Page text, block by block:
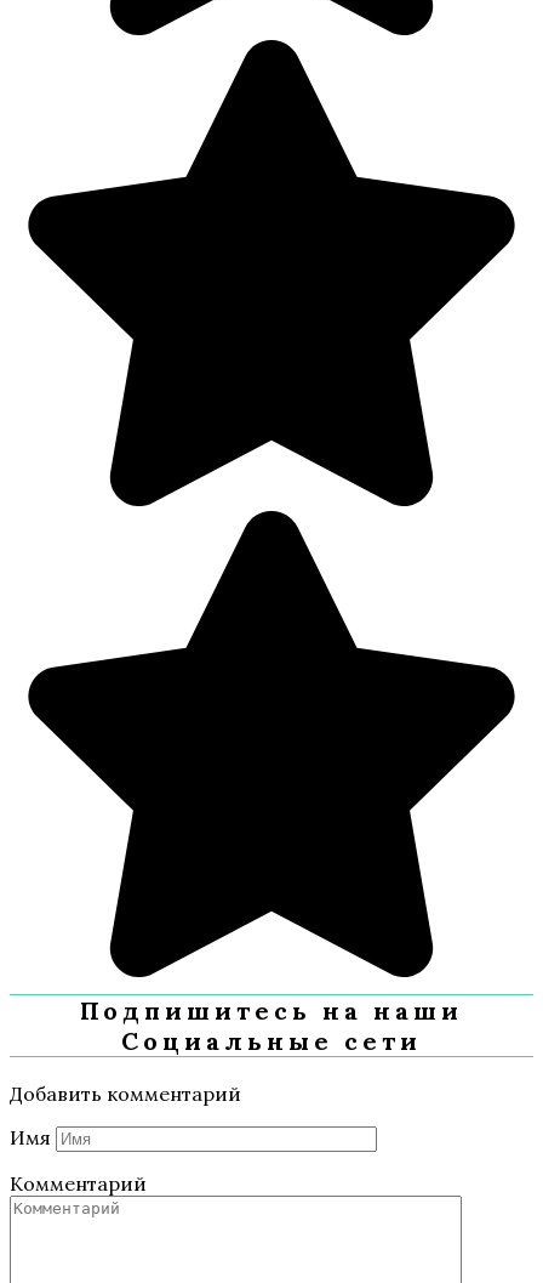
Подпишитесь на наши
Социальные сети
Добавить комментарий
Имя
Комментарий